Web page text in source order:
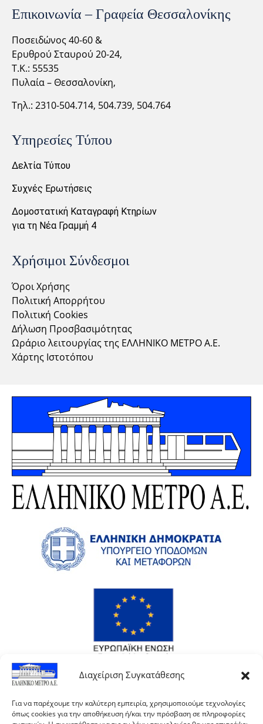
Διαχείριση Συγκατάθεσης
Για να παρέχουμε την καλύτερη εμπειρία, χρησιμοποιούμε τεχνολογίες
όπως cookies για την αποθήκευση ή/και την πρόσβαση σε πληροφορίες
Επικοινωνία – Γραφεία Θεσσαλονίκης
Ποσειδώνος 40-60 &
Ερυθρού Σταυρού 20-24,
Τ.Κ.: 55535
Πυλαία – Θεσσαλονίκη,
Τηλ.: 2310-504.714, 504.739, 504.764
Υπηρεσίες Τύπου
Δελτία Τύπου
Συχνές Ερωτήσεις
Δομοστατική Καταγραφή Κτηρίων
για τη Νέα Γραμμή 4
Χρήσιμοι Σύνδεσμοι
Όροι Χρήσης
Πολιτική Απορρήτου
Πολιτική Cookies
Δήλωση Προσβασιμότητας
Ωράριο λειτουργίας της ΕΛΛΗΝΙΚΟ ΜΕΤΡΟ Α.Ε.
Χάρτης Ιστοτόπου